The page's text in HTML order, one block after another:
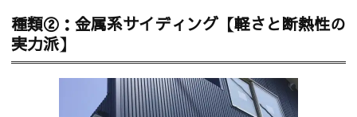
種類②：金属系サイディング【軽さと断熱性の
実力派】